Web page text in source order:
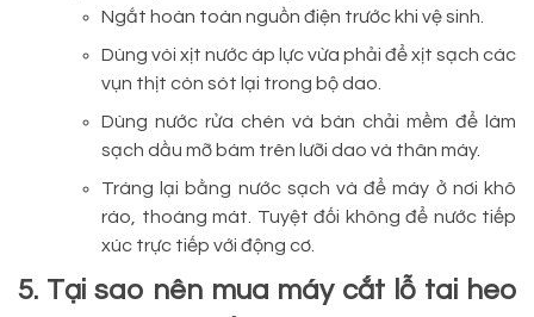
Ngắt hoàn toàn nguồn điện trước khi vệ sinh.
Dùng vòi xịt nước áp lực vừa phải để xịt sạch các
vụn thịt còn sót lại trong bộ dao.
Dùng nước rửa chén và bàn chải mềm để làm
sạch dầu mỡ bám trên lưỡi dao và thân máy.
Tráng lại bằng nước sạch và để máy ở nơi khô
ráo, thoáng mát. Tuyệt đối không để nước tiếp
xúc trực tiếp với động cơ.
5. Tại sao nên mua máy cắt lỗ tai heo